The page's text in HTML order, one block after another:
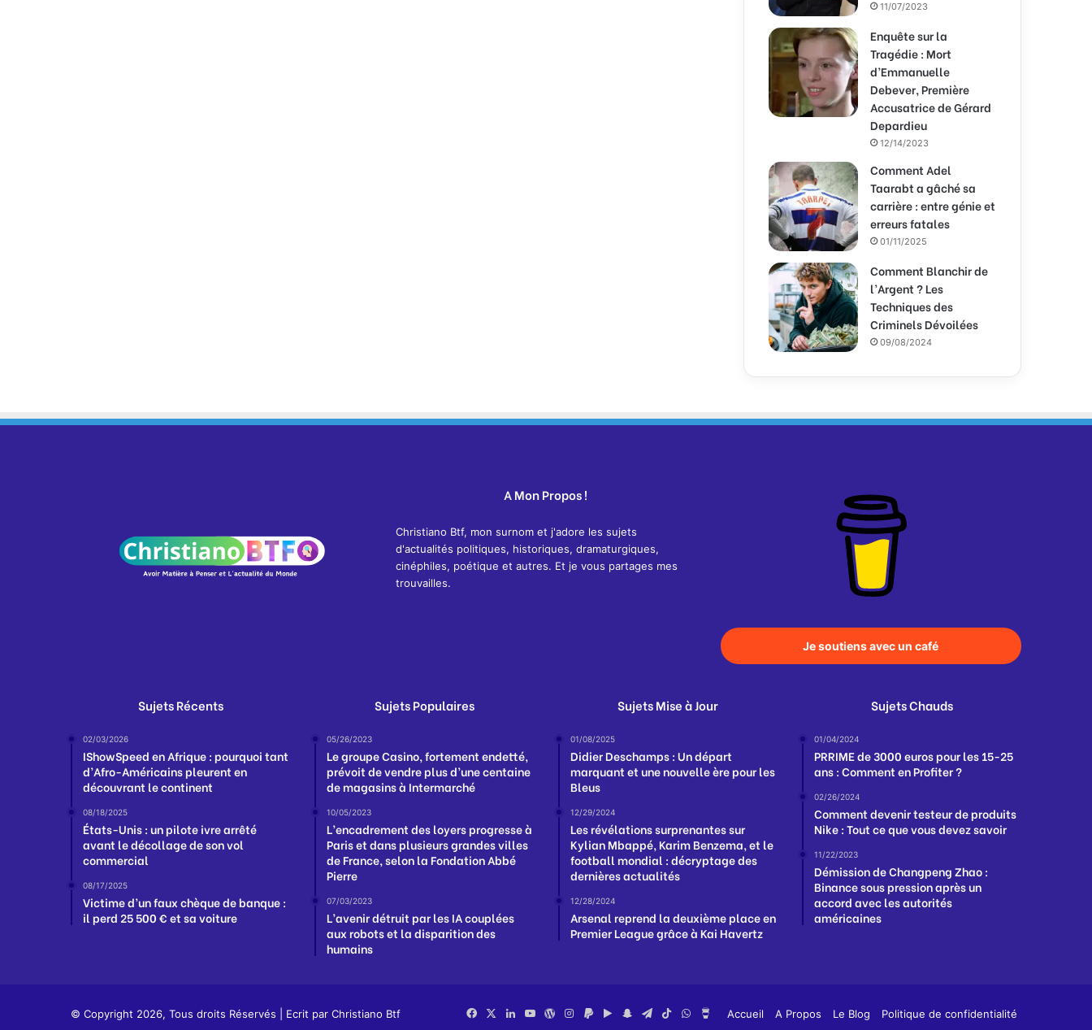
11/07/2023
Enquête sur la
Tragédie : Mort
d’Emmanuelle
Debever, Première
Accusatrice de Gérard
Depardieu
12/14/2023
Comment Adel
Taarabt a gâché sa
carrière : entre génie et
erreurs fatales
01/11/2025
Comment Blanchir de
l’Argent ? Les
Techniques des
Criminels Dévoilées
09/08/2024
A Mon Propos !
Christiano Btf, mon surnom et j'adore les sujets
d'actualités politiques, historiques, dramaturgiques,
cinéphiles, poétique et autres. Et je vous partages mes
trouvailles.
Je soutiens avec un café
Sujets Récents
02/03/2026
IShowSpeed en Afrique : pourquoi tant
d’Afro-Américains pleurent en
découvrant le continent
08/18/2025
États-Unis : un pilote ivre arrêté
avant le décollage de son vol
commercial
08/17/2025
Victime d’un faux chèque de banque :
il perd 25 500 € et sa voiture
Sujets Populaires
05/26/2023
Le groupe Casino, fortement endetté,
prévoit de vendre plus d’une centaine
de magasins à Intermarché
10/05/2023
L’encadrement des loyers progresse à
Paris et dans plusieurs grandes villes
de France, selon la Fondation Abbé
Pierre
07/03/2023
L’avenir détruit par les IA couplées
aux robots et la disparition des
humains
Sujets Mise à Jour
01/08/2025
Didier Deschamps : Un départ
marquant et une nouvelle ère pour les
Bleus
12/29/2024
Les révélations surprenantes sur
Kylian Mbappé, Karim Benzema, et le
football mondial : décryptage des
dernières actualités
12/28/2024
Arsenal reprend la deuxième place en
Premier League grâce à Kai Havertz
Sujets Chauds
01/04/2024
PRRIME de 3000 euros pour les 15-25
ans : Comment en Profiter ?
02/26/2024
Comment devenir testeur de produits
Nike : Tout ce que vous devez savoir
11/22/2023
Démission de Changpeng Zhao :
Binance sous pression après un
accord avec les autorités
américaines
© Copyright 2026, Tous droits Réservés | Ecrit par Christiano Btf Accueil A Propos Le Blog Politique de confidentialité
FacebookLinkedinYouTubeWordPress
Instagram
PayPalGoogleSnapchat
Telegram
TikTokWhatsApp
Buy